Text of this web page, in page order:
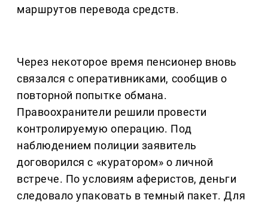
маршрутов перевода средств.
Через некоторое время пенсионер вновь
связался с оперативниками, сообщив о
повторной попытке обмана.
Правоохранители решили провести
контролируемую операцию. Под
наблюдением полиции заявитель
договорился с «куратором» о личной
встрече. По условиям аферистов, деньги
следовало упаковать в темный пакет. Для